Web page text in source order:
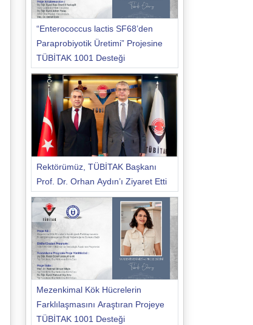
“Enterococcus lactis SF68’den
Paraprobiyotik Üretimi” Projesine
TÜBİTAK 1001 Desteği
Rektörümüz, TÜBİTAK Başkanı
Prof. Dr. Orhan Aydın’ı Ziyaret Etti
Mezenkimal Kök Hücrelerin
Farklılaşmasını Araştıran Projeye
TÜBİTAK 1001 Desteği